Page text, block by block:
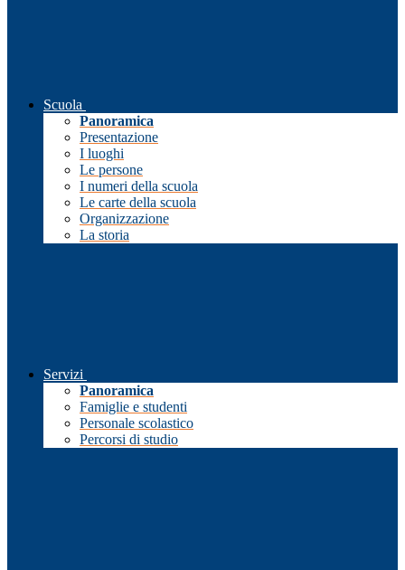
Scuola
Panoramica
Presentazione
I luoghi
Le persone
I numeri della scuola
Le carte della scuola
Organizzazione
La storia
Servizi
Panoramica
Famiglie e studenti
Personale scolastico
Percorsi di studio